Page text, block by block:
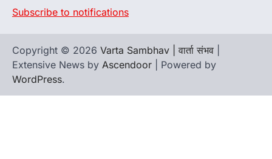
Subscribe to notifications
Copyright © 2026 Varta Sambhav | वार्ता संभव
Extensive News by Ascendoor | Powered by
WordPress.